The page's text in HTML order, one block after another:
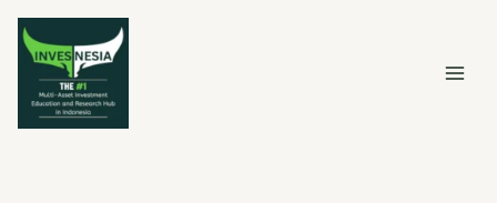
Skip
content